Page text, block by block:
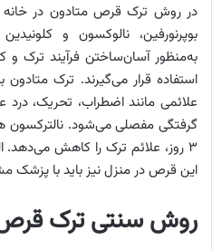
در روش ترک قرص متادون در خانه
بوپرنورفین، نالوکسون و
به‌منظور آسان‌ساختن فرآیند ترک و
استفاده قرار می‌گیرند. ترک
علائمی مانند اضطراب، تحریک، درد
۳ روز، علائم ترک را کاهش می‌دهد.
این قرص در منزل نیز باید با پزشک
روش سنتی ترک